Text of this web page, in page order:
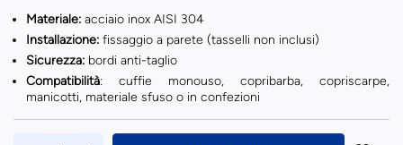
Materiale: acciaio inox AISI 304
Installazione: fissaggio a parete (tasselli non inclusi)
Sicurezza: bordi anti-taglio
Compatibilità: cuffie monouso, copribarba, copriscarpe,
manicotti, materiale sfuso o in confezioni